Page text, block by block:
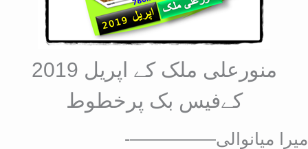
منورعلی ملک کے اپریل 2019
کےفیس بک پرخطوط
میرا میانوالی—————-